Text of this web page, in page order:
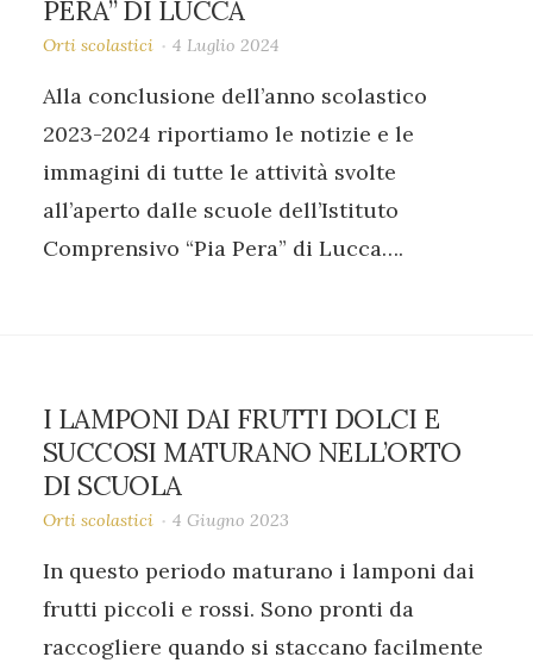
PERA” DI LUCCA
Orti scolastici 4 Luglio 2024
Alla conclusione dell’anno scolastico
2023-2024 riportiamo le notizie e le
immagini di tutte le attività svolte
all’aperto dalle scuole dell’Istituto
Comprensivo “Pia Pera” di Lucca….
I LAMPONI DAI FRUTTI DOLCI E
SUCCOSI MATURANO NELL’ORTO
DI SCUOLA
Orti scolastici 4 Giugno 2023
In questo periodo maturano i lamponi dai
frutti piccoli e rossi. Sono pronti da
raccogliere quando si staccano facilmente